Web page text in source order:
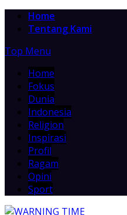
Home
Tentang Kami
Top Menu
Home
Fokus
Dunia
Indonesia
Religion
Inspirasi
Profil
Ragam
Opini
Sport